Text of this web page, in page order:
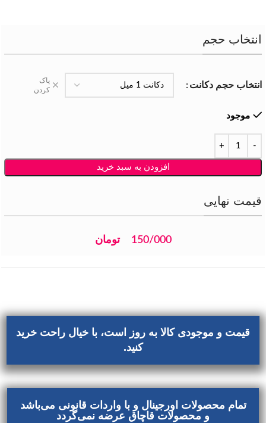
انتخاب حجم
انتخاب حجم دکانت
پاک
کردن
موجود
افزودن به سبد خرید
قیمت نهایی
150/000 تومان
قیمت و موجودی کالا به روز است، با خیال راحت خرید
کنید.
تمام محصولات اورجینال و با واردات قانونی می‌باشد
و محصولات قاچاق عرضه نمی‌گردد